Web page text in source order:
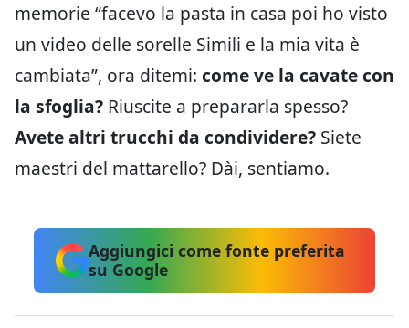
memorie “facevo la pasta in casa poi ho visto
un video delle sorelle Simili e la mia vita è
cambiata”, ora ditemi: come ve la cavate con
la sfoglia? Riuscite a prepararla spesso?
Avete altri trucchi da condividere? Siete
maestri del mattarello? Dài, sentiamo.
Aggiungici come fonte preferita
su Google